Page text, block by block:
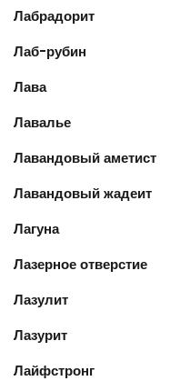
Лабрадорит
Лаб-рубин
Лава
Лавалье
Лавандовый аметист
Лавандовый жадеит
Лагуна
Лазерное отверстие
Лазулит
Лазурит
Лайфстронг